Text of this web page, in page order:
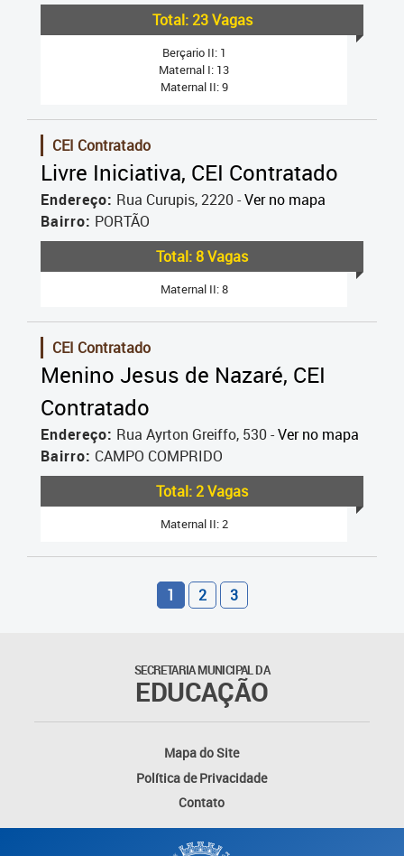
Total: 23 Vagas
Berçario II: 1
Maternal I: 13
Maternal II: 9
CEI Contratado
Livre Iniciativa, CEI Contratado
Endereço: Rua Curupis, 2220 -Ver no mapa
Bairro: PORTÃO
Total: 8 Vagas
Maternal II: 8
CEI Contratado
Menino Jesus de Nazaré, CEI
Contratado
Endereço: Rua Ayrton Greiffo, 530 -Ver no mapa
Bairro: CAMPO COMPRIDO
Total: 2 Vagas
Maternal II: 2
1 2 3
SECRETARIA MUNICIPAL DA
EDUCAÇÃO
Mapa do Site
Política de Privacidade
Contato